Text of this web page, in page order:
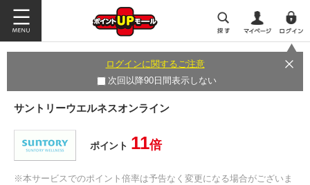
ログインに関するご注意
次回以降90日間表示しない
サントリーウエルネスオンライン
ポイント 11倍
※本サービスでのポイント倍率は予告なく変更になる場合がございま